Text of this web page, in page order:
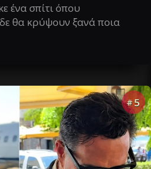
ένα σπίτι όπου
δε θα κρύψουν ξανά ποια
# 5